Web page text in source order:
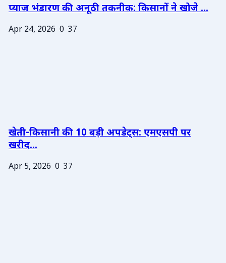
प्याज भंडारण की अनूठी तकनीक: किसानों ने खोजे ...
Apr 24, 2026 0 37
खेती-किसानी की 10 बड़ी अपडेट्स: एमएसपी पर
खरीद...
Apr 5, 2026 0 37